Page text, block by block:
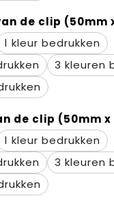
de clip (50mm
1
3
de clip (50mm x
1
3